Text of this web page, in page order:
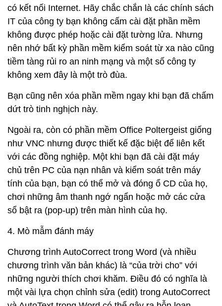
có kết nối Internet. Hãy chắc chắn là các chính sách
IT của công ty bạn không cấm cài đặt phần mềm
không được phép hoặc cài đặt tường lửa. Nhưng
nên nhớ bất kỳ phần mềm kiểm soát từ xa nào cũng
tiềm tàng rủi ro an ninh mạng và một số công ty
không xem đây là một trò đùa.
Bạn cũng nên xóa phần mềm ngay khi bạn đã chấm
dứt trò tinh nghịch này.
Ngoài ra, còn có phần mềm Office Poltergeist giống
như VNC nhưng được thiết kế đặc biệt để liên kết
với các đồng nghiệp. Một khi bạn đã cài đặt máy
chủ trên PC của nạn nhân và kiểm soát trên máy
tính của bạn, bạn có thể mở và đóng ổ CD của họ,
chơi những âm thanh ngớ ngẩn hoặc mở các cửa
sổ bật ra (pop-up) trên màn hình của họ.
4. Mò mẫm đánh máy
Chương trình AutoCorrect trong Word (và nhiều
chương trình văn bản khác) là “của trời cho” với
những người thích chơi khăm. Điều đó có nghĩa là
một vài lựa chọn chỉnh sửa (edit) trong AutoCorrect